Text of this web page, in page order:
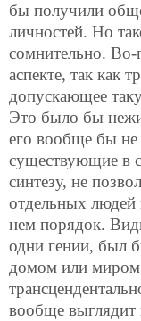
бы получили
личностей. Но
сомнительно. Во-
аспекте, так как
допускающее
Это было бы
его вообще бы не
существующие в
синтезу, не
отдельных людей
нем порядок.
одни гении, был
домом или миром
вообще